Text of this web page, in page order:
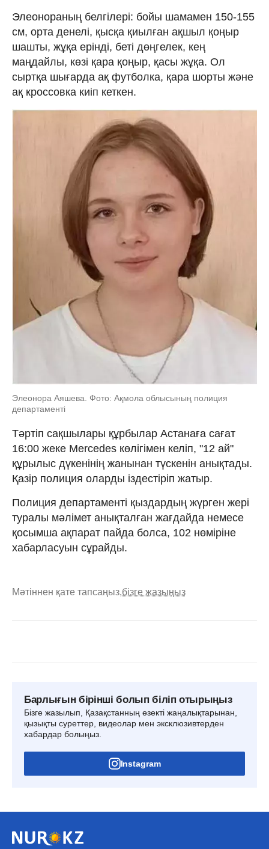
Элеонораның белгілері: бойы шамамен 150-155
см, орта денелі, қысқа қиылған ақшыл қоңыр
шашты, жұқа ерінді, беті дөңгелек, кең
маңдайлы, көзі қара қоңыр, қасы жұқа. Ол
сыртқа шығарда ақ футболка, қара шорты және
ақ кроссовка киіп кеткен.
Элеонора Аяшева. Фото: Ақмола облысының полиция
департаменті
Тәртіп сақшылары құрбылар Астанаға сағат
16:00 жеке Mercedes көлігімен келіп, "12 ай"
құрылыс дүкенінің жанынан түскенін анықтады.
Қазір полиция оларды іздестіріп жатыр.
Полиция департаменті қыздардың жүрген жері
туралы мәлімет анықталған жағдайда немесе
қосымша ақпарат пайда болса, 102 нөміріне
хабарласуын сұрайды.
Мәтіннен қате тапсаңыз,бізге жазыңыз
Барлығын бірінші болып біліп отырыңыз
Бізге жазылып, Қазақстанның өзекті жаңалықтарынан,
қызықты суреттер, видеолар мен эксклюзивтерден
хабардар болыңыз.
Instagram